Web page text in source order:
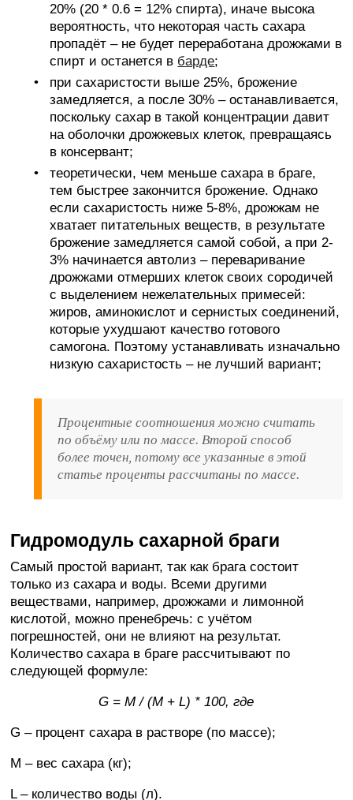
20% (20 * 0.6 = 12% спирта), иначе высока
вероятность, что некоторая часть сахара
пропадёт – не будет переработана дрожжами в
спирт и останется в барде;
при сахаристости выше 25%, брожение
замедляется, а после 30% – останавливается,
поскольку сахар в такой концентрации давит
на оболочки дрожжевых клеток, превращаясь
в консервант;
теоретически, чем меньше сахара в браге,
тем быстрее закончится брожение. Однако
если сахаристость ниже 5-8%, дрожжам не
хватает питательных веществ, в результате
брожение замедляется самой собой, а при 2-
3% начинается автолиз – переваривание
дрожжами отмерших клеток своих сородичей
с выделением нежелательных примесей:
жиров, аминокислот и сернистых соединений,
которые ухудшают качество готового
самогона. Поэтому устанавливать изначально
низкую сахаристость – не лучший вариант;
Процентные соотношения можно считать
по объёму или по массе. Второй способ
более точен, потому все указанные в этой
статье проценты рассчитаны по массе.
Гидромодуль сахарной браги
Самый простой вариант, так как брага состоит
только из сахара и воды. Всеми другими
веществами, например, дрожжами и лимонной
кислотой, можно пренебречь: с учётом
погрешностей, они не влияют на результат.
Количество сахара в браге рассчитывают по
следующей формуле:
G = M / (M + L) * 100, где
G – процент сахара в растворе (по массе);
M – вес сахара (кг);
L – количество воды (л).